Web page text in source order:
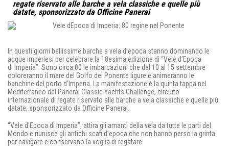
regate riservato alle barche a vela classiche e quelle più
datate, sponsorizzato da Officine Panerai
In questi giorni bellissime barche a vela d’epoca stanno dominando le
acque imperiesi per celebrare la 18esima edizione di “Vele d’Epoca
di Imperia”. Sono circa 80 le imbarcazioni che dal 10 al 15 settembre
coloreranno il mare del Golfo del Ponente ligure e animeranno le
banchine del porto d’Imperia. La manifestazione è la quinta tappa nel
Mediterraneo del Panerai Classic Yachts Challenge, circuito
internazionale di regate riservato alle barche a vela classiche e quelle più
datate, sponsorizzato da Officine Panerai.
“Vele d’Epoca di Imperia”, attira gli amanti della vela da tutte le parti del
Mondo e riunisce gli antichi scafi d’epoca che non hanno perso la grinta
per navigare e conservano la voglia di regatare.